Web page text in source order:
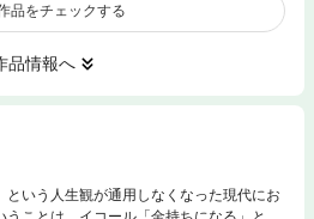
品をチェックする
品情報へ
という人生観が通用しなくなった現代にお